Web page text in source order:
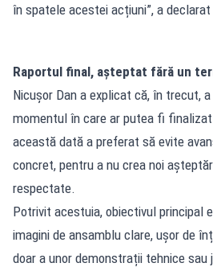
în spatele acestei acțiuni”, a
Raportul final, așteptat fără un
Nicușor Dan a explicat că, în trecut,
momentul în care ar putea fi
această dată a preferat să evite
concret, pentru a nu crea noi
respectate.
Potrivit acestuia, obiectivul principal
imagini de ansamblu clare, ușor de
doar a unor demonstrații tehnice